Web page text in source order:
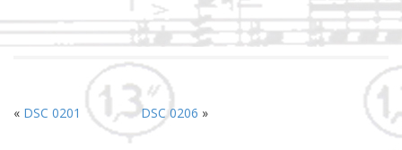
« DSC 0201 DSC 0206 »